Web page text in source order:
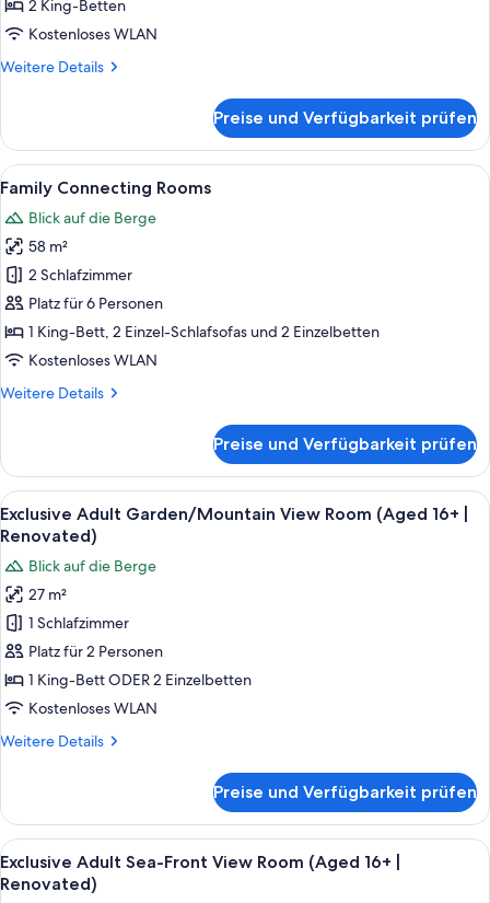
anzeigen
2 King-Betten
Kostenloses WLAN
Weitere Details
Weitere
Private
Pool
Villa
Preise und Verfügbarkeit prüfen
Alle
Fotos
für
Family
Connecting
Rooms
anzeigen
Minibar, Zimmersafe,
8
Family Connecting Rooms
Blick auf die Berge
58 m²
2 Schlafzimmer
Platz für 6 Personen
1 King-Bett, 2 Einzel-Schlafsofas und 2 Einzelbetten
Kostenloses WLAN
Weitere Details
Weitere
Connecting
Rooms
Preise und Verfügbarkeit prüfen
Alle
Fotos
Exclusive
Adult
Garden/Mountain
View
Room
(Aged
|
Exclusive Adult Garden/Mountain
12
Exclusive Adult Garden/Mountain View Room (Aged 16+ |
Renovated)
Blick auf die Berge
27 m²
1 Schlafzimmer
Platz für 2 Personen
1 King-Bett ODER 2 Einzelbetten
Kostenloses WLAN
Weitere Details
Weitere
Adult
Garden/Mountain
View
Room
Preise und Verfügbarkeit prüfen
Alle
Fotos
Exclusive Adult Sea-Front View
11
Exclusive Adult Sea-Front View Room (Aged 16+ |
Renovated)